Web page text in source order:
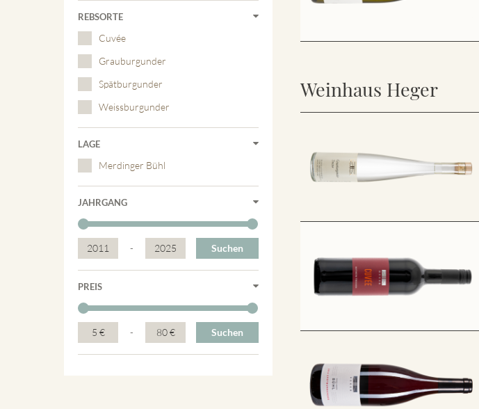
REBSORTE
Cuvée
Grauburgunder
Spätburgunder
Weissburgunder
LAGE
Merdinger Bühl
JAHRGANG
2011 - 2025 Suchen
PREIS
5 € - 80 € Suchen
Weinhaus Heger